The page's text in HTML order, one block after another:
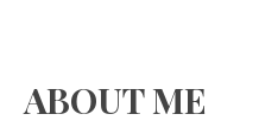
ABOUT ME